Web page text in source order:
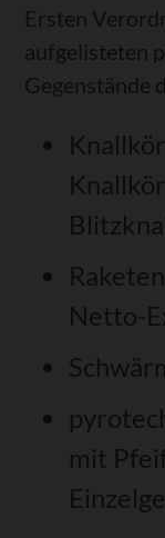
Ersten
aufgelisteten
Gegenstände
Netto-
mit